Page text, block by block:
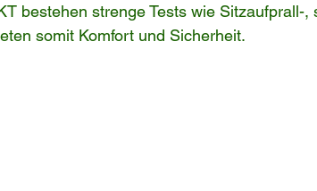
bestehen strenge Tests wie Sitzaufprall-,
somit Komfort und Sicherheit.